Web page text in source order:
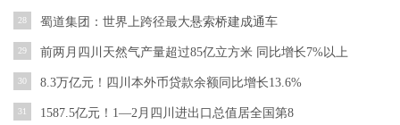
28 蜀道集团：世界上跨径最大悬索桥建成通车
29 前两月四川天然气产量超过85亿立方米 同比增长7%以上
30 8.3万亿元！四川本外币贷款余额同比增长13.6%
31 1587.5亿元！1—2月四川进出口总值居全国第8